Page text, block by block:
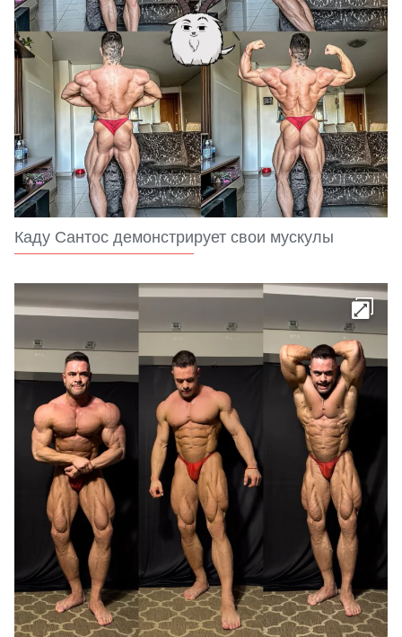
Каду Сантос демонстрирует свои мускулы